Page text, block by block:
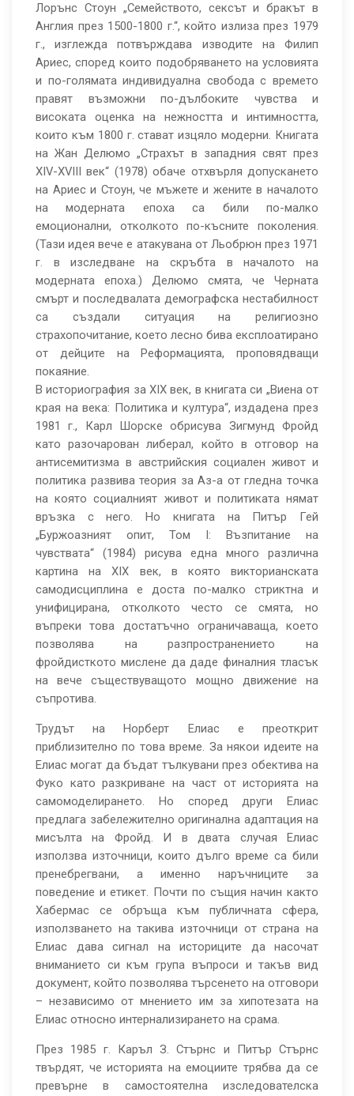
Лорънс Стоун „Семейството, сексът и бракът в
Англия през 1500-1800 г.“, който излиза през 1979
г., изглежда потвърждава изводите на Филип
Ариес, според които подобряването на условията
и по-голямата индивидуална свобода с времето
правят възможни по-дълбоките чувства и
високата оценка на нежността и интимността,
които към 1800 г. стават изцяло модерни. Книгата
на Жан Делюмо „Страхът в западния свят през
XIV-XVIII век“ (1978) обаче отхвърля допускането
на Ариес и Стоун, че мъжете и жените в началото
на модерната епоха са били по-малко
емоционални, отколкото по-късните поколения.
(Тази идея вече е атакувана от Льобрюн през 1971
г. в изследване на скръбта в началото на
модерната епоха.) Делюмо смята, че Черната
смърт и последвалата демографска нестабилност
са създали ситуация на религиозно
страхопочитание, което лесно бива експлоатирано
от дейците на Реформацията, проповядващи
покаяние.
В историография за XIX век, в книгата си „Виена от
края на века: Политика и култура“, издадена през
1981 г., Карл Шорске обрисува Зигмунд Фройд
като разочарован либерал, който в отговор на
антисемитизма в австрийския социален живот и
политика развива теория за Аз-а от гледна точка
на която социалният живот и политиката нямат
връзка с него. Но книгата на Питър Гей
„Буржоазният опит, Том I: Възпитание на
чувствата“ (1984) рисува една много различна
картина на XIX век, в която викторианската
самодисциплина е доста по-малко стриктна и
унифицирана, отколкото често се смята, но
въпреки това достатъчно ограничаваща, което
позволява на разпространението на
фройдисткото мислене да даде финалния тласък
на вече съществуващото мощно движение на
съпротива.
Трудът на Норберт Елиас е преоткрит
приблизително по това време. За някои идеите на
Елиас могат да бъдат тълкувани през обектива на
Фуко като разкриване на част от историята на
самомоделирането. Но според други Елиас
предлага забележително оригинална адаптация на
мисълта на Фройд. И в двата случая Елиас
използва източници, които дълго време са били
пренебрегвани, а именно наръчниците за
поведение и етикет. Почти по същия начин както
Хабермас се обръща към публичната сфера,
използването на такива източници от страна на
Елиас дава сигнал на историците да насочат
вниманието си към група въпроси и такъв вид
документ, който позволява търсенето на отговори
– независимо от мнението им за хипотезата на
Елиас относно интернализирането на срама.
През 1985 г. Каръл З. Стърнс и Питър Стърнс
твърдят, че историята на емоциите трябва да се
превърне в самостоятелна изследователска